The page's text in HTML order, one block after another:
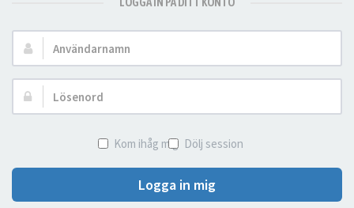
Användarnamn:
Lösenord:
Kom ihåg mig Dölj session
Logga in mig